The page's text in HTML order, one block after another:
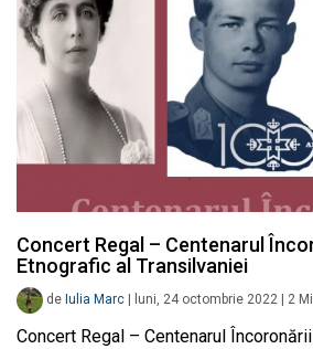
Concert Regal – Centenarul
Etnografic al Transilvaniei
de Iulia Marc luni, 24 octombrie 2022 2
Concert Regal – Centenarul